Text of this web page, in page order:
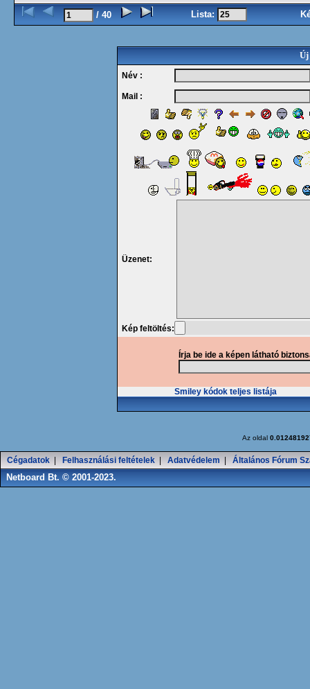
/ 40 Lista:
Új
Név :
Mail :
Üzenet:
Kép feltöltés:
Írja be ide a képen látható
Smiley kódok teljes listája
Az oldal
Cégadatok Felhasználási feltételek Adatvédelem Általános Fórum
Netboard Bt. © 2001-2023.